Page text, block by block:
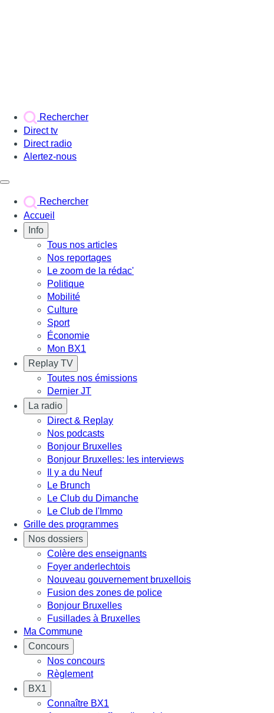
Rechercher
Direct tv
Direct radio
Alertez-nous
Rechercher
Accueil
Info
Tous nos articles
Nos reportages
Le zoom de la rédac'
Politique
Mobilité
Culture
Sport
Économie
Mon BX1
Replay TV
Toutes nos émissions
Dernier JT
La radio
Direct & Replay
Nos podcasts
Bonjour Bruxelles
Bonjour Bruxelles: les interviews
Il y a du Neuf
Le Brunch
Le Club du Dimanche
Le Club de l'Immo
Grille des programmes
Nos dossiers
Colère des enseignants
Foyer anderlechtois
Nouveau gouvernement bruxellois
Fusion des zones de police
Bonjour Bruxelles
Fusillades à Bruxelles
Ma Commune
Concours
Nos concours
Règlement
BX1
Connaître BX1